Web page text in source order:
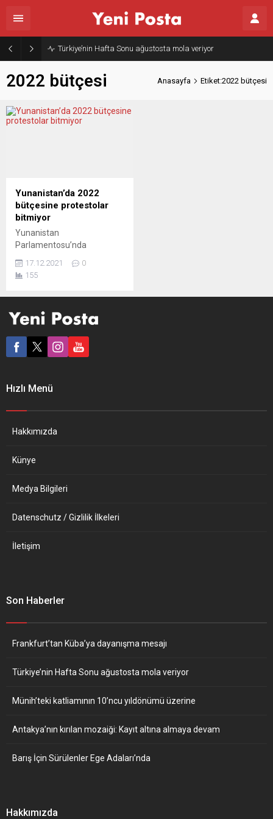
Türkiye’nin Hafta Sonu ağustosta mola veriyor
2022 bütçesi Anasayfa Etiket:2022 bütçesi
Yunanistan’da 2022
bütçesine protestolar
bitmiyor
Yunanistan
Parlamentosuʼnda
parlamento binası önünde
toplanan göstericiler
binası önünde bir araya
politikasını eleştiren
sloganlar attı. Cumartesi
eğitim ve sosyal devlet
göstericiler, maaşların
17.12.2021
0
155
Hızlı Menü
Hakkımızda
Künye
Medya Bilgileri
Datenschutz / Gizlilik İlkeleri
İletişim
Son Haberler
Frankfurt’tan Küba’ya dayanışma mesajı
Türkiye’nin Hafta Sonu ağustosta mola veriyor
Münih’teki katliamının 10’ncu yıldönümü üzerine
Antakya’nın kırılan mozaiği: Kayıt altına almaya devam
Barış İçin Sürülenler Ege Adaları’nda
Hakkımızda